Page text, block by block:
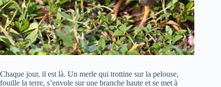
Chaque jour, il est là. Un merle qui trottine sur la pelouse,
fouille la terre, s’envole sur une branche haute et se met à